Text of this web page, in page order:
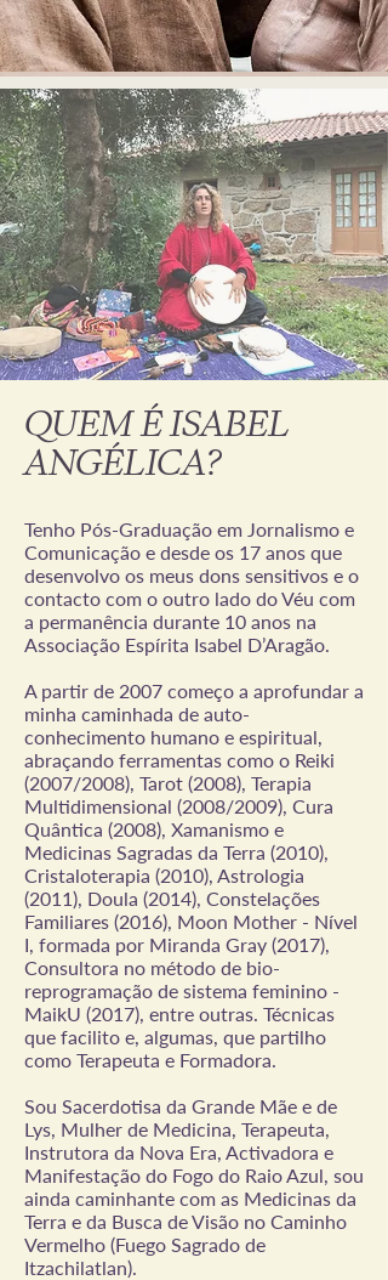
O Feminino como Templo e o Masculino como
Guardião - como integrar ambos em nós?
QUEM É ISABEL
ANGÉLICA?
Tenho Pós-Graduação em Jornalismo e
Comunicação e desde os 17 anos que
desenvolvo os meus dons sensitivos e o
contacto com o outro lado do Véu com
a permanência durante 10 anos na
Associação Espírita Isabel D’Aragão.
A partir de 2007 começo a aprofundar a
minha caminhada de auto-
conhecimento humano e espiritual,
abraçando ferramentas como o Reiki
(2007/2008), Tarot (2008), Terapia
Multidimensional (2008/2009), Cura
Quântica (2008), Xamanismo e
Medicinas Sagradas da Terra (2010),
Cristaloterapia (2010), Astrologia
(2011), Doula (2014), Constelações
Familiares (2016), Moon Mother - Nível
I, formada por Miranda Gray (2017),
Consultora no método de bio-
reprogramação de sistema feminino -
MaikU (2017), entre outras. Técnicas
que facilito e, algumas, que partilho
como Terapeuta e Formadora.
Sou Sacerdotisa da Grande Mãe e de
Lys, Mulher de Medicina, Terapeuta,
Instrutora da Nova Era, Activadora e
Manifestação do Fogo do Raio Azul, sou
ainda caminhante com as Medicinas da
Terra e da Busca de Visão no Caminho
Vermelho (Fuego Sagrado de
Itzachilatlan).